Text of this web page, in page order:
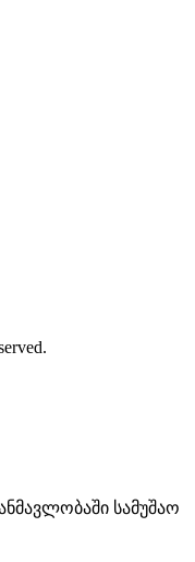
სამუშაო